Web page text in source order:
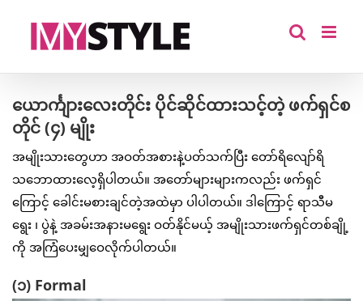
ယောင်္ကျားလေးတိုင်း ပိုင်ဆိုင်ထားသင့်တဲ့ ဖက်ရှင်စ
တိုင် (၄) မျိုး
အမျိုးသားတွေဟာ အဝတ်အစားနဲ့ပတ်သက်ပြီး တော်ရိလျော်ရိ
သဘောထားလေ့ရှိပါတယ်။ အတော်များများကလည်း ဖက်ရှင်
ကြောင့် ခေါင်းမစားချင်တဲ့အထဲမှာ ပါပါတယ်။ ဒါကြောင့် ရာသီမ
ရွေး ၊ ပွဲနဲ့ အခမ်းအနားမရွေး ဝတ်နိုင်မယ့် အမျိုးသားဖက်ရှင်တစ်ချို့
ကို အကြံပေးမျှဝေလိုက်ပါတယ်။
(၁) Formal